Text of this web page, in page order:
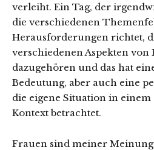
verleiht. Ein Tag, der
die verschiedenen
Herausforderungen richtet,
verschiedenen Aspekten von
dazugehören und das hat
Bedeutung, aber auch eine
die eigene Situation in
Kontext betrachtet.
Frauen sind meiner